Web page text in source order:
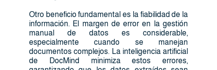
Otro beneficio fundamental es la fiabilidad de la
información. El margen de error en la gestión
manual de datos es considerable,
especialmente cuando se manejan
documentos complejos. La inteligencia artificial
de DocMind minimiza estos errores,